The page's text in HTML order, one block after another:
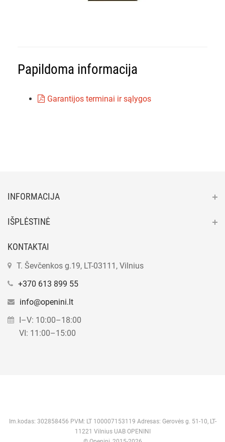
Papildoma informacija
Garantijos terminai ir sąlygos
INFORMACIJA
IŠPLĖSTINĖ
KONTAKTAI
T. Ševčenkos g.19, LT-03111, Vilnius
+370 613 899 55
info@openini.lt
I–V: 10:00–18:00
VI: 11:00–15:00
Im.kodas: 302858456 PVM: LT 100007153119 Adresas: Gerovės g. 51-10, LT-
11221 Vilnius UAB OPENINI